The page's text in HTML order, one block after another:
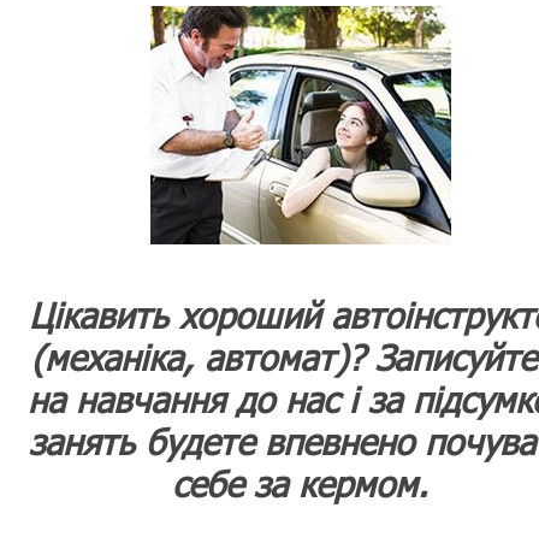
Цікавить хороший
(механіка, автомат)?
на навчання до нас і за
занять будете впевнено
себе за кермом.